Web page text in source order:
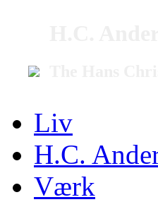
Liv
H.C.
Værk